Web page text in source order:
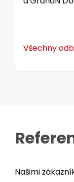
Všechny
Našimi